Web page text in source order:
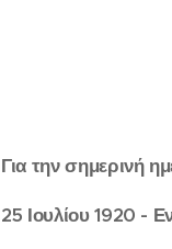
Για την σημερινή
25 Ιουλίου 1920 -